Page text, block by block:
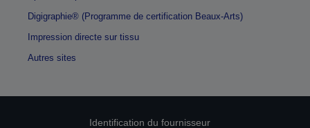
Digigraphie® (Programme de certification Beaux-Arts)
Impression directe sur tissu
Autres sites
Identification du fournisseur